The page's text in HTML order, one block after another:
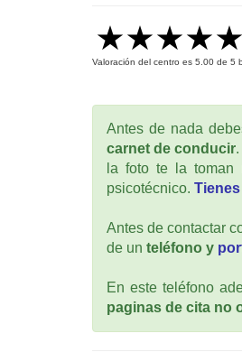
Valoración del centro es 5.00 de 5
Antes de nada
carnet de conducir
la foto te la toman
psicotécnico.
Antes de contactar
de un teléfono y
En este teléfono
paginas de cita no